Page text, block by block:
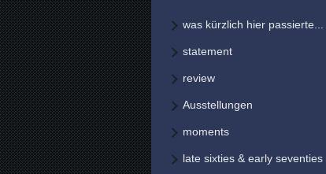
was kürzlich hier passierte...
statement
review
Ausstellungen
moments
late sixties & early seventies